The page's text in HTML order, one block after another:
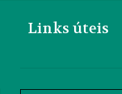
Links úteis